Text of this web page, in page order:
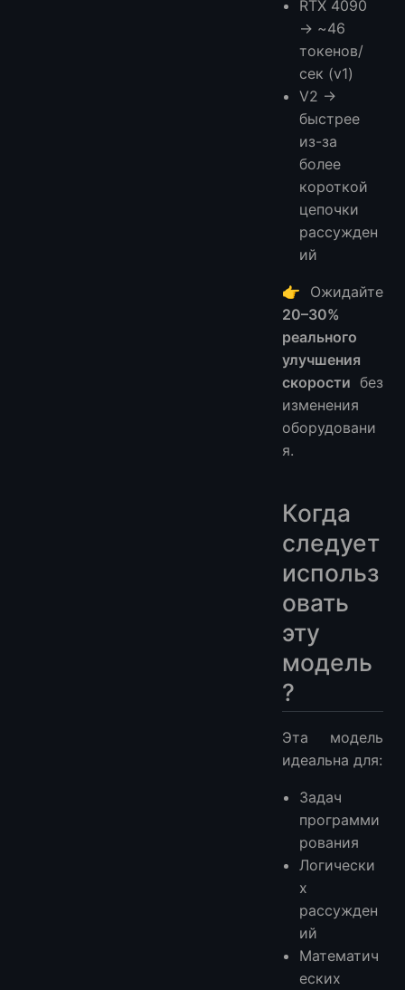
RTX 4090
→ ~46
токенов/
сек (v1)
V2 →
быстрее
из-за
более
короткой
цепочки
рассужден
ий
👉 Ожидайте
20–30%
реального
улучшения
скорости без
изменения
оборудовани
я.
Когда
следует
использ
овать
эту
модель
?
Эта модель
идеальна для:
Задач
программи
рования
Логически
х
рассужден
ий
Математич
еских